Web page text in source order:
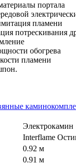
портала
пламени
потрескивания
обогрева
пламени
Электрокамин
Interflame
0.92 м
0.91 м